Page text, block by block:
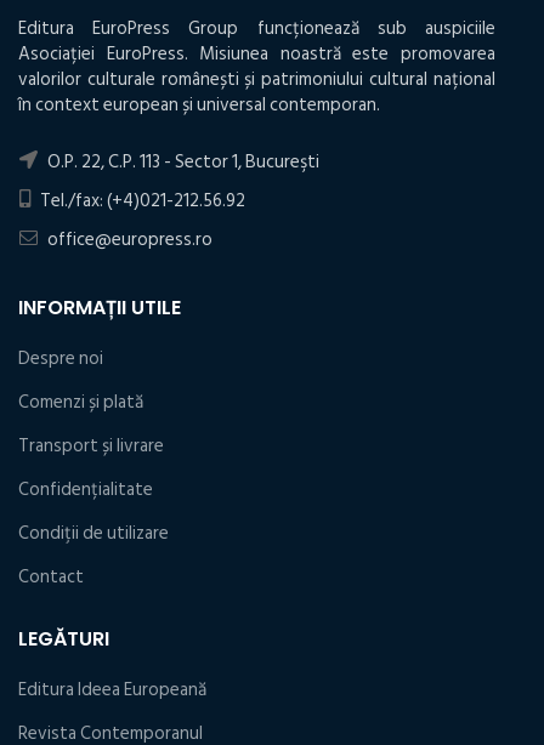
Editura EuroPress Group funcționează sub auspiciile
Asociației EuroPress. Misiunea noastră este promovarea
valorilor culturale românești și patrimoniului cultural național
în context european și universal contemporan.
O.P. 22, C.P. 113 - Sector 1, Bucureşti
Tel./fax: (+4)021-212.56.92
office@europress.ro
INFORMAȚII UTILE
Despre noi
Comenzi și plată
Transport și livrare
Confidențialitate
Condiţii de utilizare
Contact
LEGĂTURI
Editura Ideea Europeană
Revista Contemporanul